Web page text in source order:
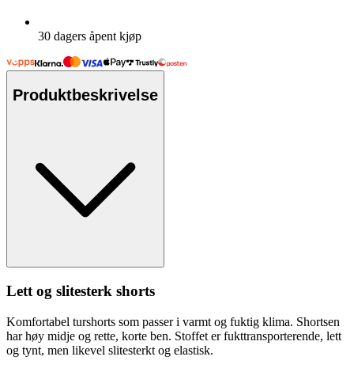
30 dagers åpent kjøp
Produktbeskrivelse
Lett og slitesterk shorts
Komfortabel turshorts som passer i varmt og fuktig klima. Shortsen
har høy midje og rette, korte ben. Stoffet er fukttransporterende, lett
og tynt, men likevel slitesterkt og elastisk.